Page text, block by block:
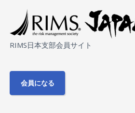
RIMS日本支部会員サイト
会員になる